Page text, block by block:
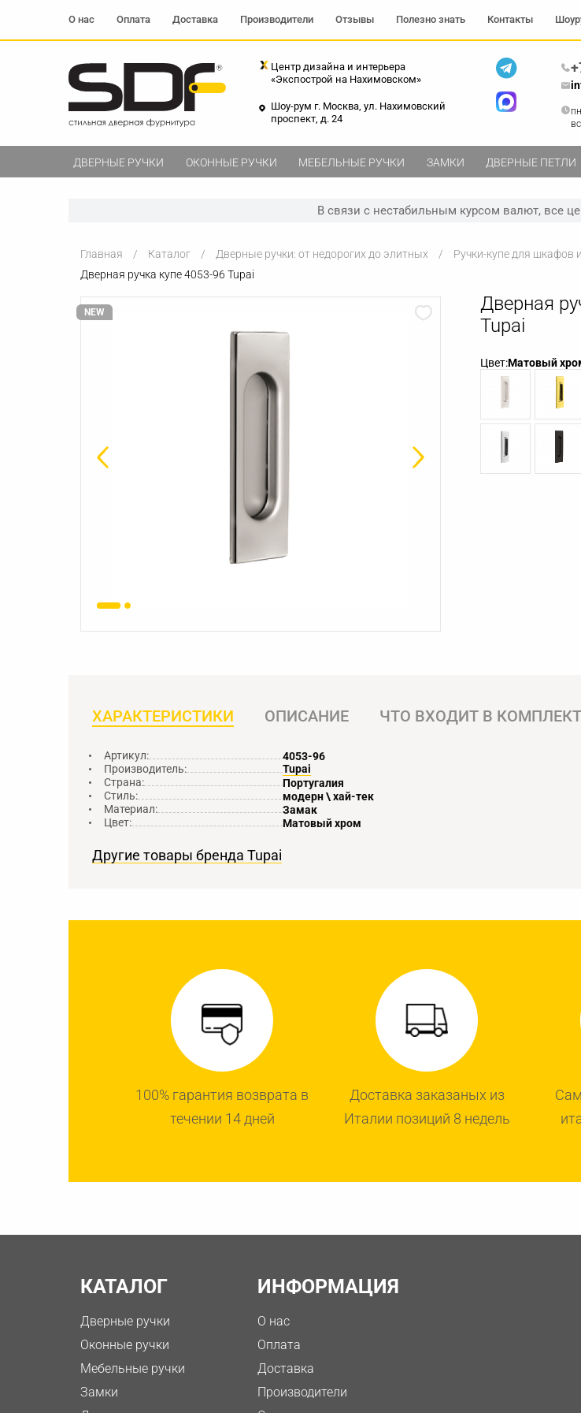
Центр дизайна и интерьера
«Экспострой на Нахимовском»
Шоу-рум г. Москва, ул. Нахимовский
проспект, д. 24
О нас Оплата Доставка Производители Отзывы Полезно знать Контакты
ДВЕРНЫЕ РУЧКИ ОКОННЫЕ РУЧКИ МЕБЕЛЬНЫЕ РУЧКИ ЗАМКИ ДВЕРНЫЕ ПЕТЛИ
В связи с нестабильным курсом валют, все
Главная Каталог Дверные ручки: от недорогих до элитных Ручки-купе для шкафов
Дверная ручка купе 4053-96 Tupai
NEW
Дверная
Tupai
Цвет:Матовый
ХАРАКТЕРИСТИКИ ОПИСАНИЕ ЧТО ВХОДИТ В КОМПЛЕКТ
Артикул:
4053-96
Производитель:
Tupai
Страна:
Португалия
Стиль:
модерн \ хай-тек
Материал:
Замак
Цвет:
Матовый хром
Другие товары бренда Tupai
100% гарантия возврата в
течении 14 дней
Доставка заказаных из
Италии позиций 8 недель
КАТАЛОГ
Дверные ручки
Оконные ручки
Мебельные ручки
Замки
ИНФОРМАЦИЯ
О нас
Оплата
Доставка
Производители